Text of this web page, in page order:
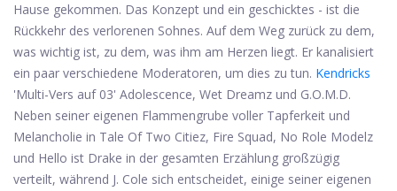
Hause gekommen. Das Konzept und ein geschicktes - ist die
Rückkehr des verlorenen Sohnes. Auf dem Weg zurück zu dem,
was wichtig ist, zu dem, was ihm am Herzen liegt. Er kanalisiert
ein paar verschiedene Moderatoren, um dies zu tun. Kendricks
'Multi-Vers auf 03' Adolescence, Wet Dreamz und G.O.M.D.
Neben seiner eigenen Flammengrube voller Tapferkeit und
Melancholie in Tale Of Two Citiez, Fire Squad, No Role Modelz
und Hello ist Drake in der gesamten Erzählung großzügig
verteilt, während J. Cole sich entscheidet, einige seiner eigenen